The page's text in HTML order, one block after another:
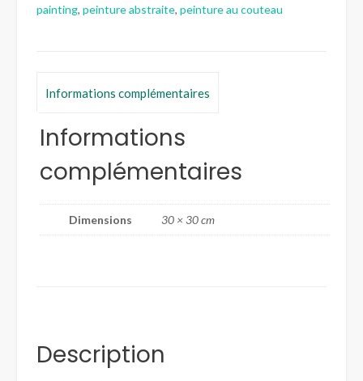
painting, peinture abstraite, peinture au couteau
Informations complémentaires
Informations
complémentaires
Dimensions 30 × 30 cm
Description